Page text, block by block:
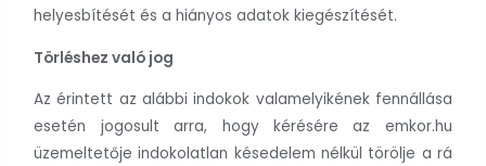
helyesbítését és a hiányos adatok kiegészítését.
Törléshez való jog
Az érintett az alábbi indokok valamelyikének fennállása
esetén jogosult arra, hogy kérésére az emkor.hu
üzemeltetője indokolatlan késedelem nélkül törölje a rá